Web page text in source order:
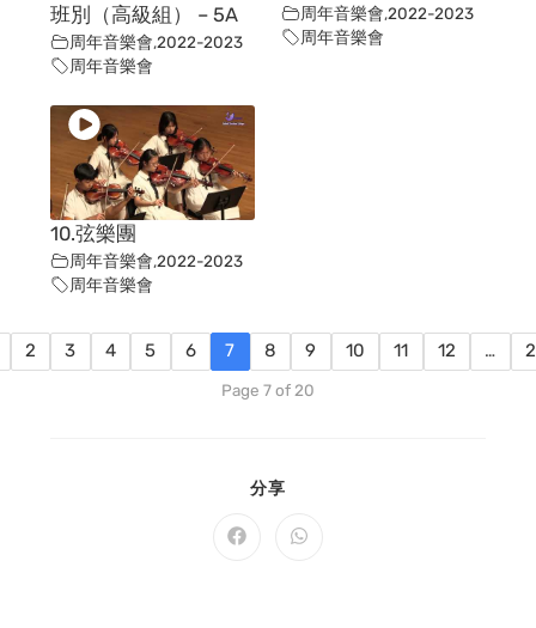
班別（高級組） – 5A
周年音樂會,2022-2023
周年音樂會
周年音樂會,2022-2023
周年音樂會
10.弦樂團
周年音樂會,2022-2023
周年音樂會
2 3 4 5 6 7 8 9 10 11 12 …
Page 7 of 20
分享
CONTENT
Opens
Opens